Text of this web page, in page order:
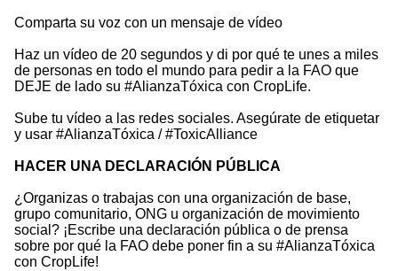
Comparta su voz con un mensaje de vídeo
Haz un vídeo de 20 segundos y di por qué te unes a miles
de personas en todo el mundo para pedir a la FAO que
DEJE de lado su #AlianzaTóxica con CropLife.
Sube tu vídeo a las redes sociales. Asegúrate de etiquetar
y usar #AlianzaTóxica / #ToxicAlliance
HACER UNA DECLARACIÓN PÚBLICA
¿Organizas o trabajas con una organización de base,
grupo comunitario, ONG u organización de movimiento
social? ¡Escribe una declaración pública o de prensa
sobre por qué la FAO debe poner fin a su #AlianzaTóxica
con CropLife!